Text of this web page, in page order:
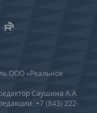
ООО «Реальное
Саушина А.А.
+7 (843) 222-